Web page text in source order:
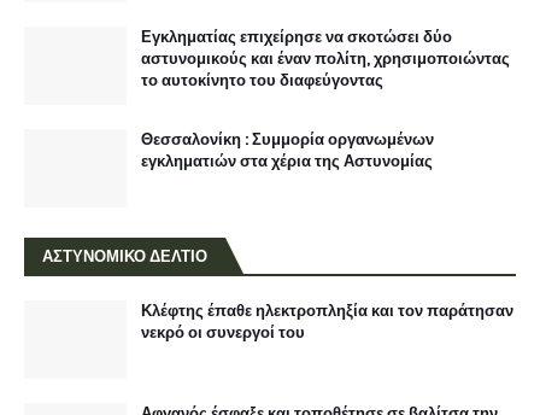
Εγκληματίας επιχείρησε να σκοτώσει δύο
αστυνομικούς και έναν πολίτη, χρησιμοποιώντας
το αυτοκίνητο του διαφεύγοντας
Θεσσαλονίκη : Συμμορία οργανωμένων
εγκληματιών στα χέρια της Αστυνομίας
ΑΣΤΥΝΟΜΙΚΟ ΔΕΛΤΙΟ
Κλέφτης έπαθε ηλεκτροπληξία και τον παράτησαν
νεκρό οι συνεργοί του